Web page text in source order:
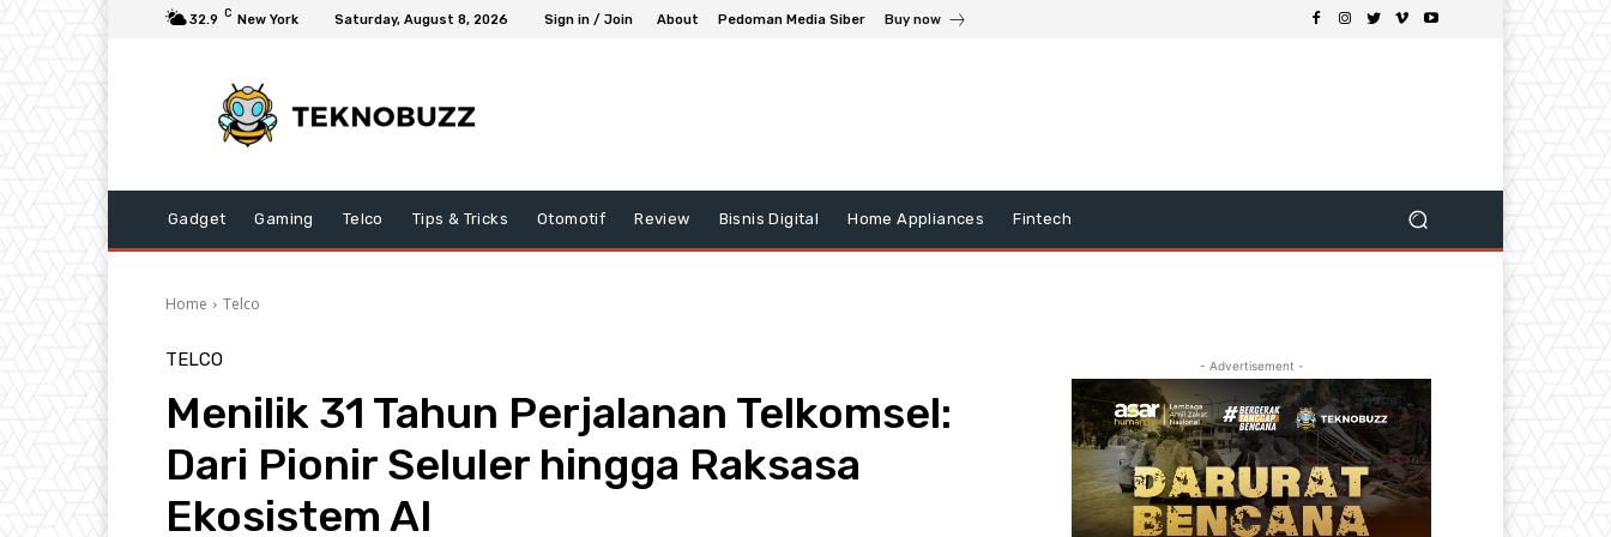
32.9 C New York Saturday, August 8, 2026 Sign in / Join About Pedoman Media Siber Buy now
Gadget Gaming Telco Tips & Tricks Otomotif Review Bisnis Digital Home Appliances Fintech
Home Telco
TELCO
Menilik 31 Tahun Perjalanan Telkomsel:
Dari Pionir Seluler hingga Raksasa
Ekosistem AI
- Advertisement -